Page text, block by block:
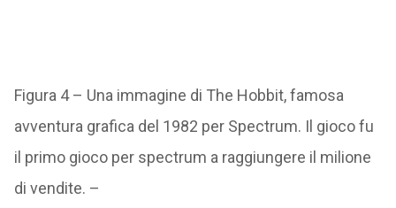
Figura 4 – Una immagine di The Hobbit, famosa
avventura grafica del 1982 per Spectrum. Il gioco fu
il primo gioco per spectrum a raggiungere il milione
di vendite. –